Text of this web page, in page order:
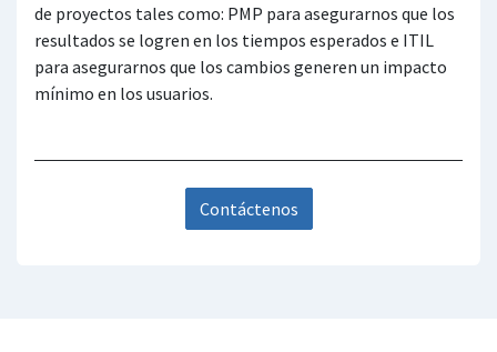
de proyectos tales como: PMP para asegurarnos que los
resultados se logren en los tiempos esperados e ITIL
para asegurarnos que los cambios generen un impacto
mínimo en los usuarios.
Contáctenos